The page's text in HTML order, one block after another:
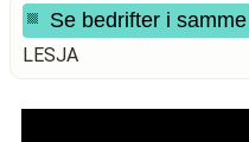
Se bedrifter i
LESJA